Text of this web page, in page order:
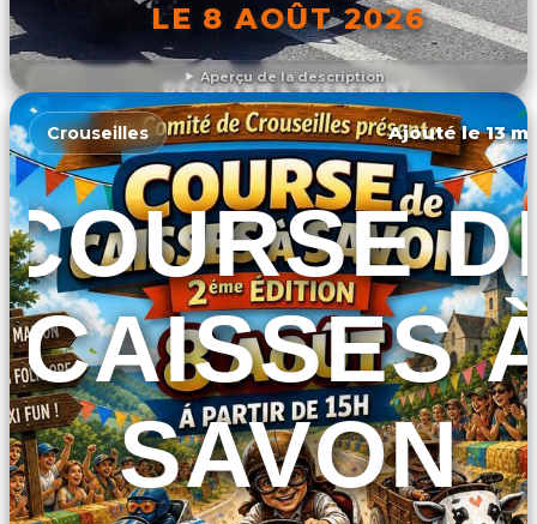
Aperçu de la description
LE 8 AOÛT 2026
DÉCOUVRIR L'ÉVÉNEMENT
Crouseilles Ajouté le 13
CAISSES
SAVON